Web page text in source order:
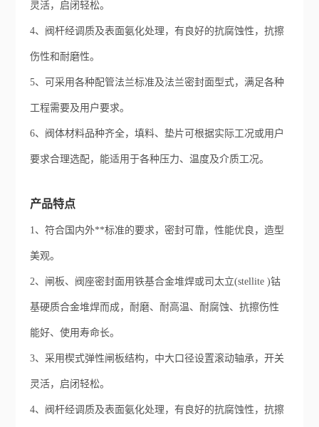
灵活，启闭轻松。
4、阀杆经调质及表面氨化处理，有良好的抗腐蚀性，抗擦
伤性和耐磨性。
5、可采用各种配管法兰标准及法兰密封面型式，满足各种
工程需要及用户要求。
6、阀体材料品种齐全，填料、垫片可根据实际工况或用户
要求合理选配，能适用于各种压力、温度及介质工况。
产品特点
1、符合国内外**标准的要求，密封可靠，性能优良，造型
美观。
2、闸板、阀座密封面用铁基合金堆焊或司太立(stellite )钴
基硬质合金堆焊而成，耐磨、耐高温、耐腐蚀、抗擦伤性
能好、使用寿命长。
3、采用楔式弹性闸板结构，中大口径设置滚动轴承，开关
灵活，启闭轻松。
4、阀杆经调质及表面氨化处理，有良好的抗腐蚀性，抗擦